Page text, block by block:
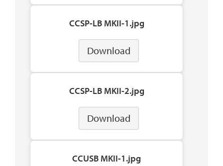
CCSP-LB MKII-1.jpg
Download
CCSP-LB MKII-2.jpg
Download
CCUSB MKII-1.jpg